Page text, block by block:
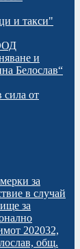
и такси"
и
Белослав“
сила от
за
в случай
за
202032,
общ.